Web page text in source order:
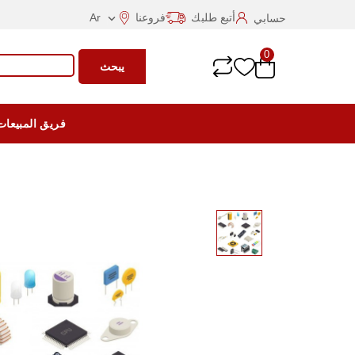
Ar  فروعنا أتبع طلبك حسابي
يبحث
0
فريق